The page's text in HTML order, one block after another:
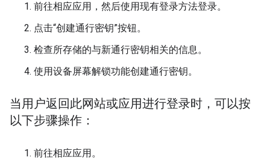
前往相应应用，然后使用现有登录方法登录。
点击“创建通行密钥”按钮。
检查所存储的与新通行密钥相关的信息。
使用设备屏幕解锁功能创建通行密钥。
当用户返回此网站或应用进行登录时，可以按
以下步骤操作：
前往相应应用。